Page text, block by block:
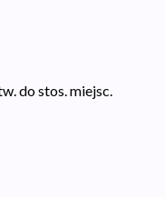
do stos. miejsc.